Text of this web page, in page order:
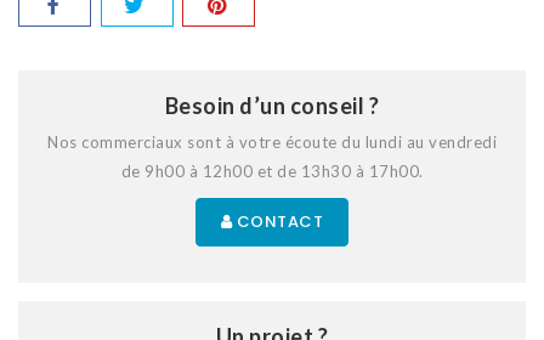
Besoin d’un conseil ?
Nos commerciaux sont à votre écoute du lundi au vendredi
de 9h00 à 12h00 et de 13h30 à 17h00.
CONTACT